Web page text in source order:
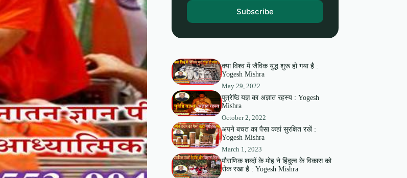
Subscribe
क्या विश्व में जैविक युद्ध शुरू हो गया है :
Yogesh Mishra
May 29, 2022
पुत्रेष्ठि यज्ञ का अज्ञात रहस्य : Yogesh
Mishra
October 2, 2022
अपने बचत का पैसा कहां सुरक्षित रखें :
Yogesh Mishra
March 1, 2023
पौराणिक शब्दों के मोह ने हिंदुत्व के विकास को
रोक रखा है : Yogesh Mishra